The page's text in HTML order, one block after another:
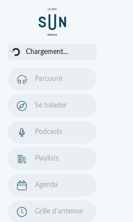
Chargement...
Parcourir
Se balader
Podcasts
Playlists
Agenda
Grille d'antenne